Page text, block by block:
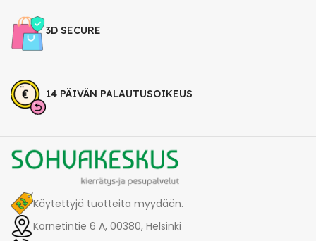
3D SECURE
14 PÄIVÄN PALAUTUSOIKEUS
Käytettyjä tuotteita myydään.
Kornetintie 6 A, 00380, Helsinki